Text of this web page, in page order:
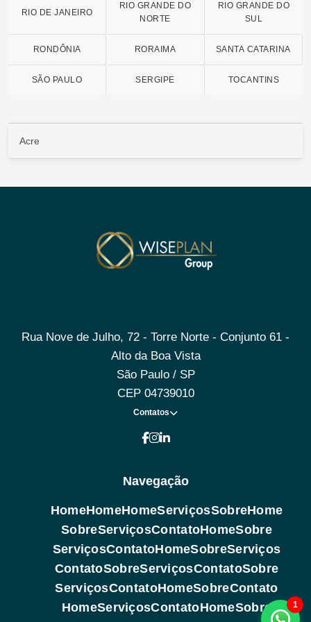
RIO DE JANEIRO
RIO GRANDE DO
NORTE
RIO GRANDE DO
SUL
RONDÔNIA RORAIMA SANTA CATARINA
SÃO PAULO SERGIPE TOCANTINS
Acre
Rua Nove de Julho, 72 - Torre Norte - Conjunto 61 -
Alto da Boa Vista
São Paulo / SP
CEP 04739010
Contatos
Navegação
HomeHomeHomeServiçosSobreHome
SobreServiçosContatoHomeSobre
ServiçosContatoHomeSobreServiços
ContatoSobreServiçosContatoSobre
ServiçosContatoHomeSobreContato
HomeServiçosContatoHomeSobre
1